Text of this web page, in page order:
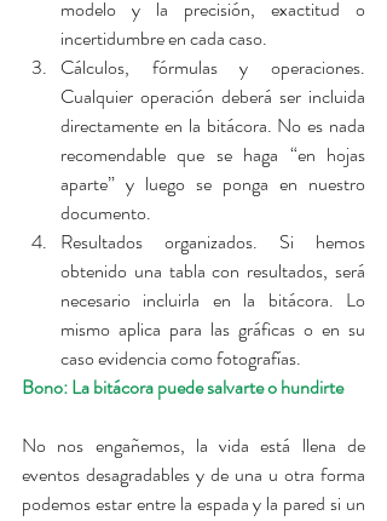
modelo y la precisión, exactitud o
incertidumbre en cada caso.
Cálculos, fórmulas y operaciones.
Cualquier operación deberá ser incluida
directamente en la bitácora. No es nada
recomendable que se haga “en hojas
aparte” y luego se ponga en nuestro
documento.
Resultados organizados. Si hemos
obtenido una tabla con resultados, será
necesario incluirla en la bitácora. Lo
mismo aplica para las gráficas o en su
caso evidencia como fotografías.
Bono: La bitácora puede salvarte o hundirte
No nos engañemos, la vida está llena de
eventos desagradables y de una u otra forma
podemos estar entre la espada y la pared si un